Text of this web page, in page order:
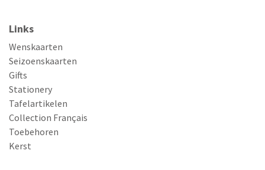
Links
Wenskaarten
Seizoenskaarten
Gifts
Stationery
Tafelartikelen
Collection Français
Toebehoren
Kerst